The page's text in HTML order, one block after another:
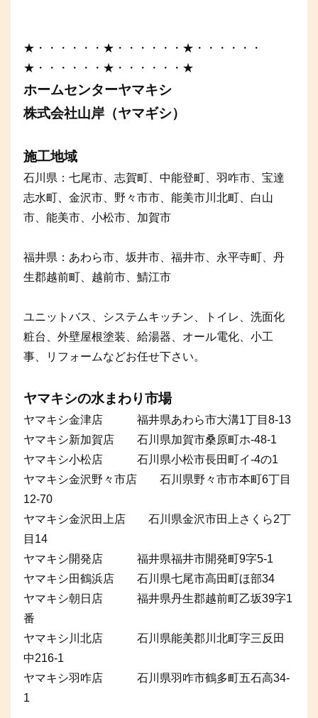
★・・・・・・★・・・・・・★・・・・・・
★・・・・・・★・・・・・・★
ホームセンターヤマキシ
株式会社山岸（ヤマギシ）
施工地域
石川県：七尾市、志賀町、中能登町、羽咋市、宝達
志水町、金沢市、野々市市、能美市川北町、白山
市、能美市、小松市、加賀市
福井県：あわら市、坂井市、福井市、永平寺町、丹
生郡越前町、越前市、鯖江市
ユニットバス、システムキッチン、トイレ、洗面化
粧台、外壁屋根塗装、給湯器、オール電化、小工
事、リフォームなどお任せ下さい。
ヤマキシの水まわり市場
ヤマキシ金津店 福井県あわら市大溝1丁目8-13
ヤマキシ新加賀店 石川県加賀市桑原町ホ-48-1
ヤマキシ小松店 石川県小松市長田町イ-4の1
ヤマキシ金沢野々市店 石川県野々市市本町6丁目
12-70
ヤマキシ金沢田上店 石川県金沢市田上さくら2丁
目14
ヤマキシ開発店 福井県福井市開発町9字5-1
ヤマキシ田鶴浜店 石川県七尾市高田町ほ部34
ヤマキシ朝日店 福井県丹生郡越前町乙坂39字1
番
ヤマキシ川北店 石川県能美郡川北町字三反田
中216-1
ヤマキシ羽咋店 石川県羽咋市鶴多町五石高34-
1